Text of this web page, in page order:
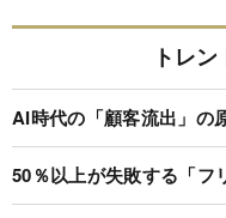
トレ
AI時代の「顧客流出」の
50％以上が失敗する「フ